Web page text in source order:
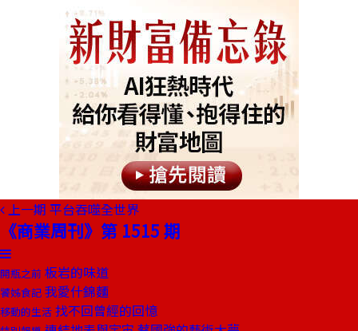
上一期 平台吞噬全世界
《商業周刊》第 1515 期
開瓶之前 板岩的味道
饕姊食記 我愛什錦麵
移動的生活 找不回曾經的回憶